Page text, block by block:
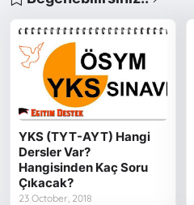
YKS (TYT-AYT) Hangi
Dersler Var?
Hangisinden Kaç Soru
Çıkacak?
23 October, 2018